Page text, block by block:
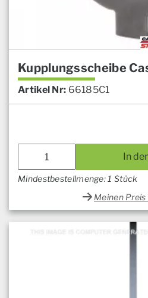
Kupplungsscheibe
Artikel Nr: 66185C1
In
Mindestbestellmenge: 1 Stück
Meinen